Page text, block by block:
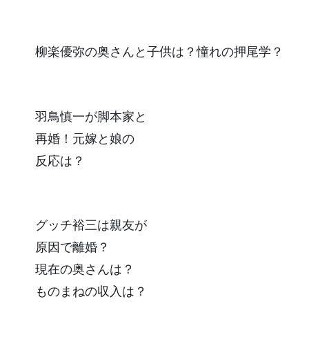
柳楽優弥の奥さんと子供は？憧れの押尾学？
羽鳥慎一が脚本家と
再婚！元嫁と娘の
反応は？
グッチ裕三は親友が
原因で離婚？
現在の奥さんは？
ものまねの収入は？